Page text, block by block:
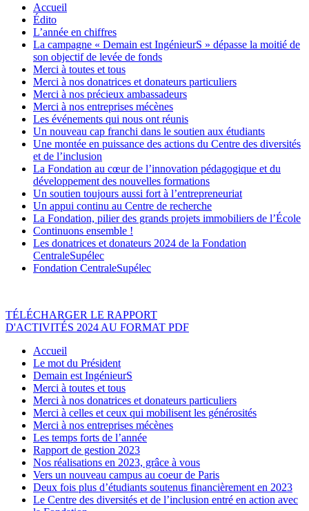
Accueil
Édito
L’année en chiffres
La campagne « Demain est IngénieurS » dépasse la moitié de
son objectif de levée de fonds
Merci à toutes et tous
Merci à nos donatrices et donateurs particuliers
Merci à nos précieux ambassadeurs
Merci à nos entreprises mécènes
Les événements qui nous ont réunis
Un nouveau cap franchi dans le soutien aux étudiants
Une montée en puissance des actions du Centre des diversités
et de l’inclusion
La Fondation au cœur de l’innovation pédagogique et du
développement des nouvelles formations
Un soutien toujours aussi fort à l’entrepreneuriat
Un appui continu au Centre de recherche
La Fondation, pilier des grands projets immobiliers de l’École
Continuons ensemble !
Les donatrices et donateurs 2024 de la Fondation
CentraleSupélec
Fondation CentraleSupélec
TÉLÉCHARGER LE RAPPORT
D'ACTIVITÉS 2024 AU FORMAT PDF
Accueil
Le mot du Président
Demain est IngénieurS
Merci à toutes et tous
Merci à nos donatrices et donateurs particuliers
Merci à celles et ceux qui mobilisent les générosités
Merci à nos entreprises mécènes
Les temps forts de l’année
Rapport de gestion 2023
Nos réalisations en 2023, grâce à vous
Vers un nouveau campus au coeur de Paris
Deux fois plus d’étudiants soutenus financièrement en 2023
Le Centre des diversités et de l’inclusion entré en action avec